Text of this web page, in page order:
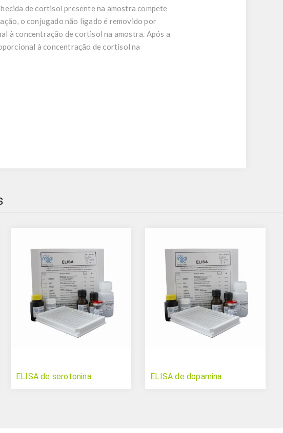
de cortisol presente na amostra compete
o conjugado não ligado é removido por
à concentração de cortisol na amostra. Após a
à concentração de cortisol na
ELISA de serotonina ELISA de dopamina